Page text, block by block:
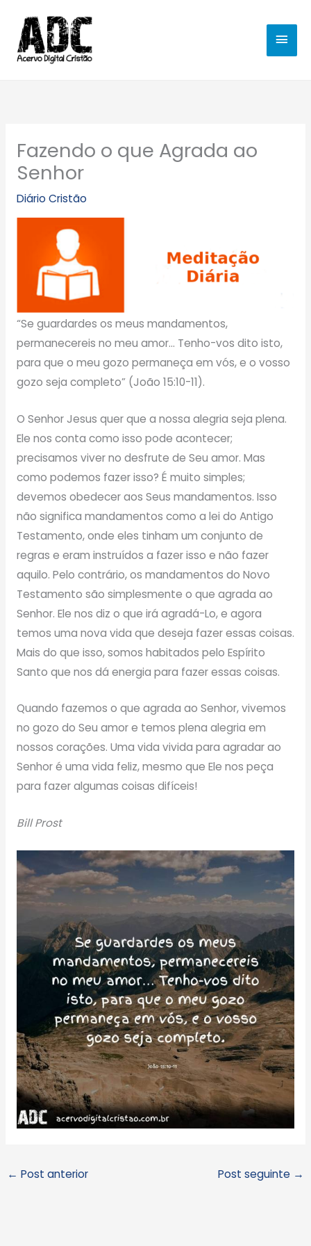
para
conteúdo
Fazendo o que Agrada ao
Senhor
Diário Cristão
“Se guardardes os meus mandamentos,
permanecereis no meu amor… Tenho-vos dito isto,
para que o meu gozo permaneça em vós, e o vosso
gozo seja completo” (João 15:10-11).
O Senhor Jesus quer que a nossa alegria seja plena.
Ele nos conta como isso pode acontecer;
precisamos viver no desfrute de Seu amor. Mas
como podemos fazer isso? É muito simples;
devemos obedecer aos Seus mandamentos. Isso
não significa mandamentos como a lei do Antigo
Testamento, onde eles tinham um conjunto de
regras e eram instruídos a fazer isso e não fazer
aquilo. Pelo contrário, os mandamentos do Novo
Testamento são simplesmente o que agrada ao
Senhor. Ele nos diz o que irá agradá-Lo, e agora
temos uma nova vida que deseja fazer essas coisas.
Mais do que isso, somos habitados pelo Espírito
Santo que nos dá energia para fazer essas coisas.
Quando fazemos o que agrada ao Senhor, vivemos
no gozo do Seu amor e temos plena alegria em
nossos corações. Uma vida vivida para agradar ao
Senhor é uma vida feliz, mesmo que Ele nos peça
para fazer algumas coisas difíceis!
Bill Prost
← Post anterior Post seguinte →